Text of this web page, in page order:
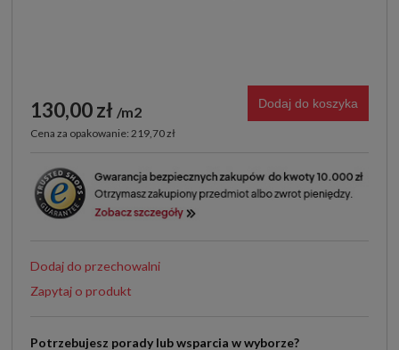
130,00 zł m2
Cena za opakowanie: 219,70 zł
Dodaj do koszyka
Dodaj do przechowalni
Zapytaj o produkt
Potrzebujesz porady lub wsparcia w wyborze?